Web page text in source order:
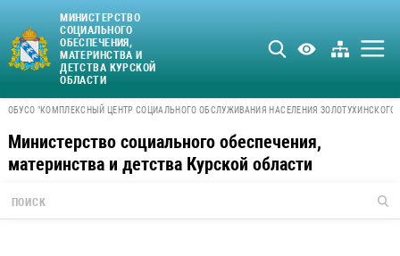
МИНИСТЕРСТВО
СОЦИАЛЬНОГО
ОБЕСПЕЧЕНИЯ,
МАТЕРИНСТВА И
ДЕТСТВА КУРСКОЙ
ОБЛАСТИ
ОБУСО "КОМПЛЕКСНЫЙ ЦЕНТР СОЦИАЛЬНОГО ОБСЛУЖИВАНИЯ НАСЕЛЕНИЯ ЗОЛОТУХИНСКОГО
Министерство социального обеспечения,
материнства и детства Курской области